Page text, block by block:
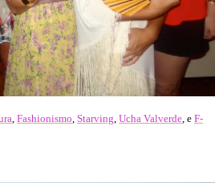
Fashionismo Starving Ucha Valverde , e F-